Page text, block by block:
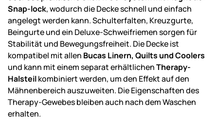
Snap-lock, wodurch die Decke schnell und einfach
angelegt werden kann. Schulterfalten, Kreuzgurte,
Beingurte und ein Deluxe-Schweifriemen sorgen für
Stabilität und Bewegungsfreiheit. Die Decke ist
kompatibel mit allen Bucas Linern, Quilts und Coolers
und kann mit einem separat erhältlichenTherapy-
Halsteilkombiniert werden, um den Effekt auf den
Mähnenbereich auszuweiten. Die Eigenschaften des
Therapy-Gewebes bleiben auch nach dem Waschen
erhalten.